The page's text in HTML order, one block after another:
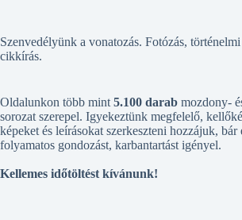
Szenvedélyünk a vonatozás. Fotózás, történelmi
cikkírás.
Oldalunkon több mint 5.100 darab mozdony-
sorozat szerepel. Igyekeztünk megfelelő,
képeket és leírásokat szerkeszteni hozzájuk, bár
folyamatos gondozást, karbantartást igényel.
Kellemes időtöltést kívánunk!